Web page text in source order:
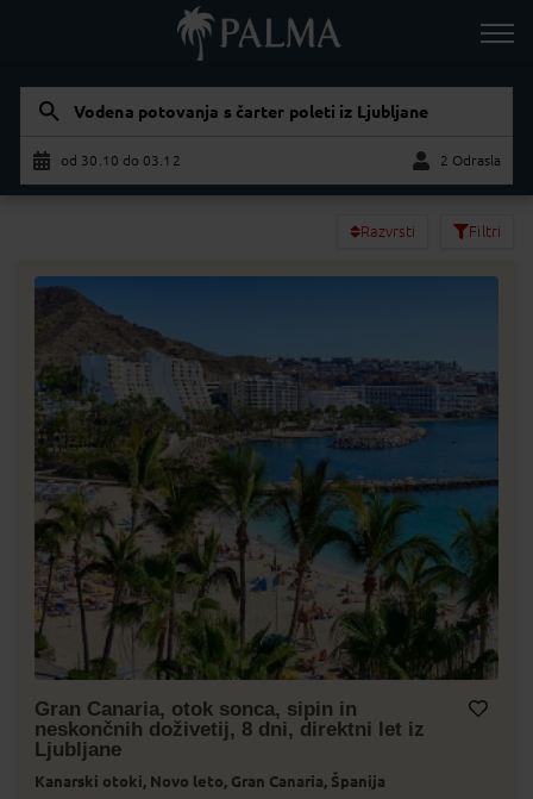
Vodena potovanja s čarter poleti iz Ljubljane
od 30.10 do 03.12 2 Odrasla
Razvrsti Filtri
Gran Canaria, otok sonca, sipin in
neskončnih doživetij, 8 dni, direktni let iz
Ljubljane
Kanarski otoki, Novo leto, Gran Canaria, Španija